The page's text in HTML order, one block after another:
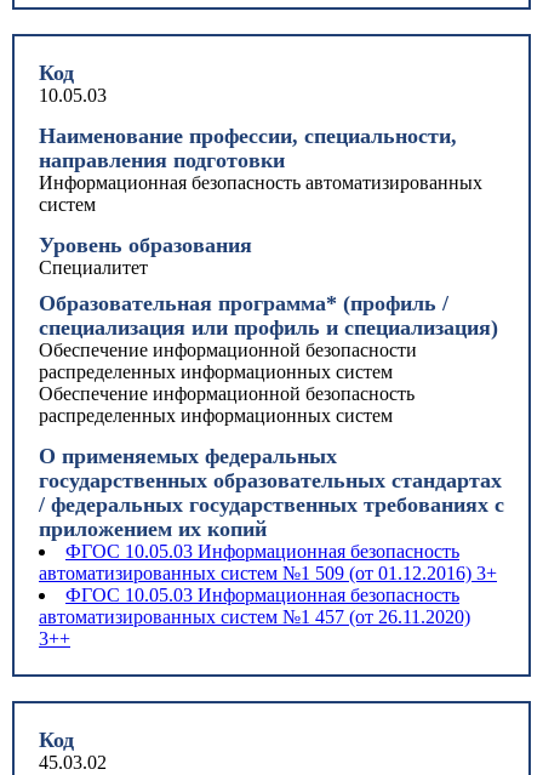
Код
10.05.03
Наименование профессии, специальности,
направления подготовки
Информационная безопасность автоматизированных
систем
Уровень образования
Специалитет
Образовательная программа* (профиль /
специализация или профиль и специализация)
Обеспечение информационной безопасности
распределенных информационных систем
Обеспечение информационной безопасность
распределенных информационных систем
О применяемых федеральных
государственных образовательных стандартах
/ федеральных государственных требованиях с
приложением их копий
ФГОС 10.05.03 Информационная безопасность
автоматизированных систем №1 509 (от 01.12.2016) 3+
ФГОС 10.05.03 Информационная безопасность
автоматизированных систем №1 457 (от 26.11.2020)
3++
Код
45.03.02